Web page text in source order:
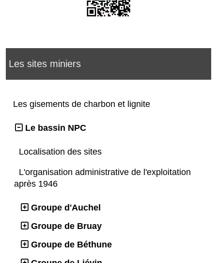
Les sites miniers
Les gisements de charbon et lignite
Le bassin NPC
Localisation des sites
L'organisation administrative de l'exploitation
après 1946
Groupe d'Auchel
Groupe de Bruay
Groupe de Béthune